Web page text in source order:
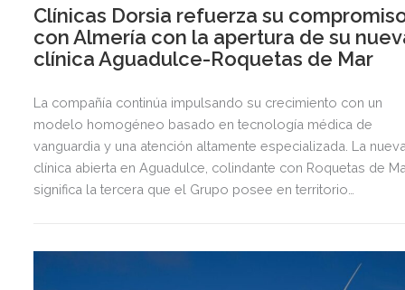
Clínicas Dorsia refuerza su
con Almería con la apertura de su
clínica Aguadulce-Roquetas de Mar
La compañía continúa impulsando su crecimiento con un
modelo homogéneo basado en tecnología médica de
vanguardia y una atención altamente especializada. La
clínica abierta en Aguadulce, colindante con Roquetas de
significa la tercera que el Grupo posee en territorio